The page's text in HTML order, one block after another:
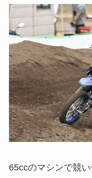
65ccのマシンで競